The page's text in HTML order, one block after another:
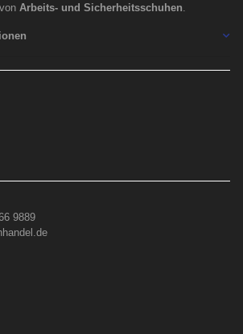
Arbeits- und Sicherheitsschuhen.
9889